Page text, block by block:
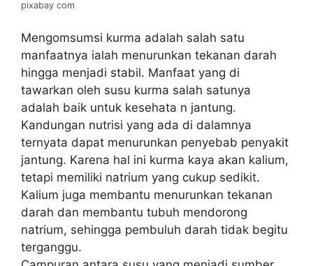
pixabay com
Mengomsumsi kurma adalah salah satu
manfaatnya ialah menurunkan tekanan darah
hingga menjadi stabil. Manfaat yang di
tawarkan oleh susu kurma salah satunya
adalah baik untuk kesehata n jantung.
Kandungan nutrisi yang ada di dalamnya
ternyata dapat menurunkan penyebab penyakit
jantung. Karena hal ini kurma kaya akan kalium,
tetapi memiliki natrium yang cukup sedikit.
Kalium juga membantu menurunkan tekanan
darah dan membantu tubuh mendorong
natrium, sehingga pembuluh darah tidak begitu
terganggu.